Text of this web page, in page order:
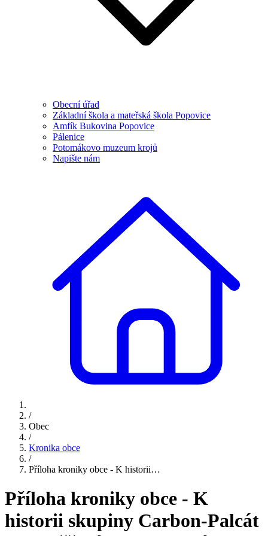
Obecní úřad
Základní škola a mateřská škola Popovice
Amfík Bukovina Popovice
Pálenice
Potomákovo muzeum krojů
Napište nám
/
Obec
/
Kronika obce
/
Příloha kroniky obce - K historii…
Příloha kroniky obce - K
historii skupiny Carbon-Palcát